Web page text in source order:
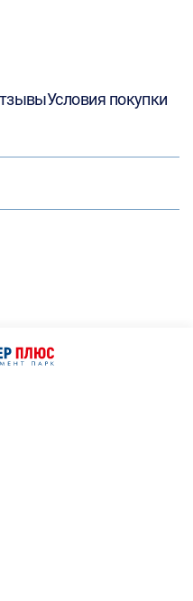
Условия покупки